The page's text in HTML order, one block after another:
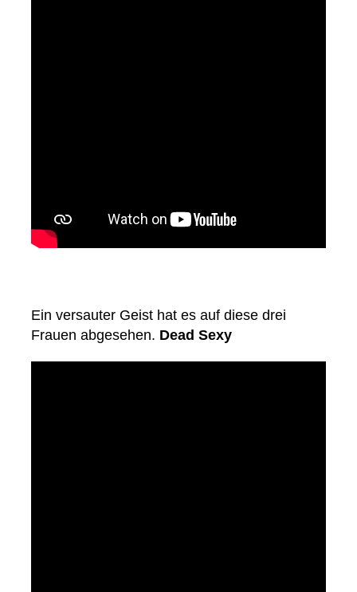
Ein versauter Geist hat es auf diese drei
Frauen abgesehen. Dead Sexy